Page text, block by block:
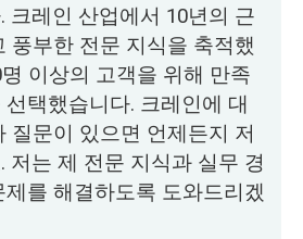
크레인 산업에서 10년의 근
풍부한 전문 지식을 축적했
이상의 고객을 위해 만족
택했습니다. 크레인에 대
질문이 있으면 언제든지 저
저는 제 전문 지식과 실무 경
를 해결하도록 도와드리겠